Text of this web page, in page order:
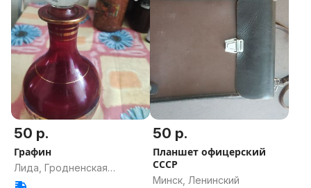
50 р.
Графин
Лида, Гродненская
область
50 р.
Планшет офицерский
СССР
Минск, Ленинский